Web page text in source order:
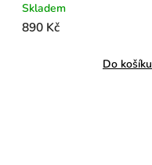
Skladem
890 Kč
Do košíku